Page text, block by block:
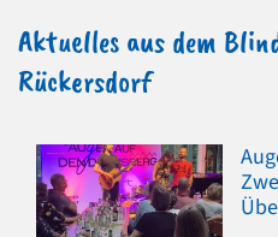
Aktuelles aus dem
Rückersdorf